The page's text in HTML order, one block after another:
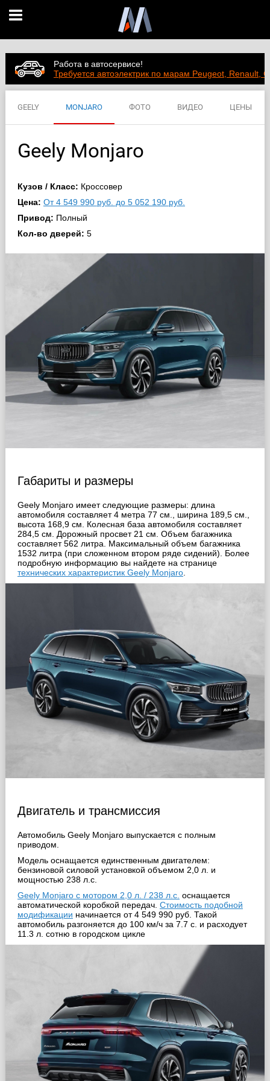
Работа в автосервисе!
Требуется автоэлектрик по марам Peugeot, Renault,
GEELY MONJARO ФОТО ВИДЕО ЦЕНЫ
ХАРАКТЕРИСТИКИ
Geely Monjaro
Кузов / Класс: Кроссовер
Цена: От 4 549 990 руб. до 5 052 190 руб.
Привод: Полный
Кол-во дверей: 5
Габариты и размеры
Geely Monjaro имеет следующие размеры: длина
автомобиля составляет 4 метра 77 см., ширина 189,5 cм.,
высота 168,9 cм. Колесная база автомобиля составляет
284,5 cм. Дорожный просвет 21 cм. Объем багажника
составляет 562 литра. Максимальный объем багажника
1532 литра (при сложенном втором ряде сидений). Более
подробную информацию вы найдете на странице
технических характеристик Geely Monjaro.
Двигатель и трансмиссия
Автомобиль Geely Monjaro выпускается с полным
приводом.
Модель оснащается единственным двигателем:
бензиновой силовой установкой объемом 2,0 л. и
мощностью 238 л.с.
Geely Monjaro с мотором 2,0 л. / 238 л.с. оснащается
автоматической коробкой передач. Стоимость подобной
модификации начинается от 4 549 990 руб. Такой
автомобиль разгоняется до 100 км/ч за 7.7 с. и расходует
11.3 л. сотню в городском цикле